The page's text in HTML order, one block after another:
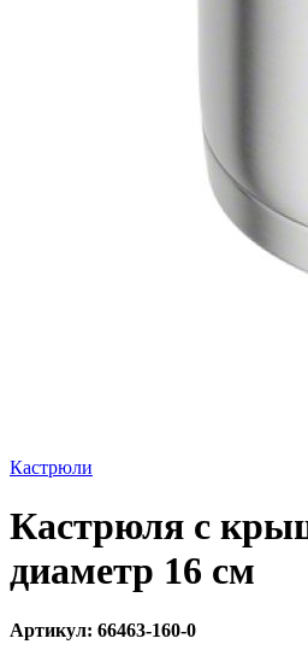
Кастрюли
Кастрюля с
диаметр 16 см
Артикул: 66463-160-0